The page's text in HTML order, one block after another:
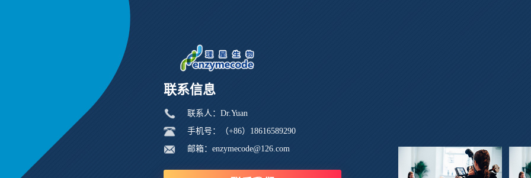
联系信息
联系人：Dr.Yuan
手机号：（+86）18616589290
邮箱：enzymecode@126.com